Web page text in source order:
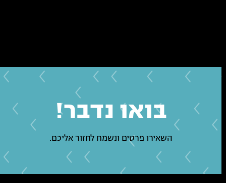
בואו נדבר!
השאירו פרטים ונשמח לחזור אליכם.